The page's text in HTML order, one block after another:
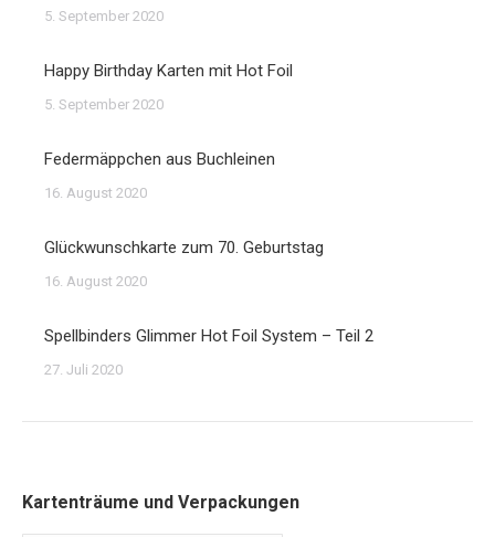
5. September 2020
Happy Birthday Karten mit Hot Foil
5. September 2020
Federmäppchen aus Buchleinen
16. August 2020
Glückwunschkarte zum 70. Geburtstag
16. August 2020
Spellbinders Glimmer Hot Foil System – Teil 2
27. Juli 2020
Kartenträume und Verpackungen